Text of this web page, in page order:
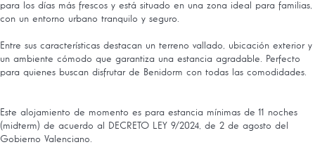
para los días más frescos y está situado en una zona ideal para familias,
con un entorno urbano tranquilo y seguro.
Entre sus características destacan un terreno vallado, ubicación exterior y
un ambiente cómodo que garantiza una estancia agradable. Perfecto
para quienes buscan disfrutar de Benidorm con todas las comodidades.
Este alojamiento de momento es para estancia mínimas de 11 noches
(midterm) de acuerdo al DECRETO LEY 9/2024, de 2 de agosto del
Gobierno Valenciano.